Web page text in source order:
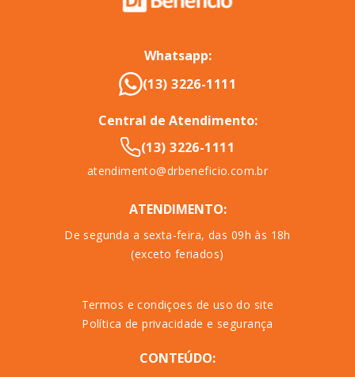
Whatsapp:
(13) 3226-1111
Central de Atendimento:
(13) 3226-1111
atendimento@drbeneficio.com.br
ATENDIMENTO:
De segunda a sexta-feira, das 09h às 18h
(exceto feriados)
Termos e condiçoes de uso do site
Política de privacidade e segurança
CONTEÚDO: